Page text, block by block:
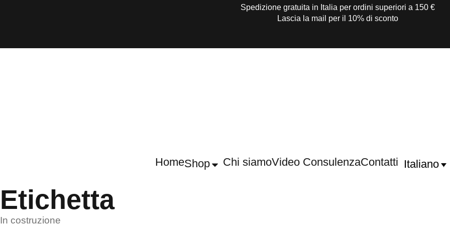
Spedizione gratuita in Italia per ordini superiori a 150 €
Lascia la mail per il 10% di sconto
HomeShop Chi siamoVideo ConsulenzaContatti Italiano
Etichetta
In costruzione